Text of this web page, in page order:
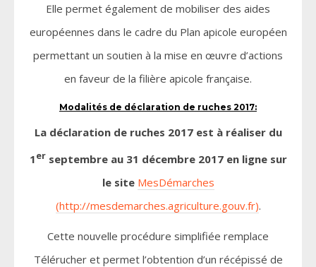
Elle permet également de mobiliser des aides
européennes dans le cadre du Plan apicole européen
permettant un soutien à la mise en œuvre d’actions
en faveur de la filière apicole française.
Modalités de déclaration de ruches 2017:
La déclaration de ruches 2017 est à réaliser du
1erseptembre au 31 décembre 2017 en ligne sur
le site MesDémarches
(http://mesdemarches.agriculture.gouv.fr).
Cette nouvelle procédure simplifiée remplace
Télérucher et permet l’obtention d’un récépissé de